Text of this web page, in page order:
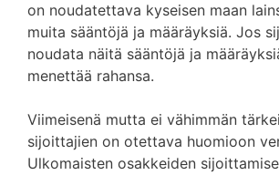
on noudatettava kyseisen maan
muita sääntöjä ja määräyksiä. Jos
noudata näitä sääntöjä ja
menettää rahansa.
Viimeisenä mutta ei vähimmän
sijoittajien on otettava huomioon
Ulkomaisten osakkeiden